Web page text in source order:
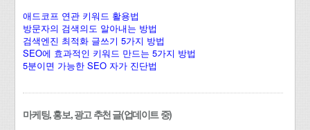
애드코프 연관 키워드 활용법
방문자의 검색의도 알아내는 방법
검색엔진 최적화 글쓰기 5가지 방법
SEO에 효과적인 키워드 만드는 5가지 방법
5분이면 가능한 SEO 자가 진단법
마케팅, 홍보, 광고 추천 글(업데이트 중)